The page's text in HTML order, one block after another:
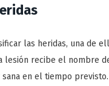
las heridas, una de
lesión recibe el nombre
en el tiempo